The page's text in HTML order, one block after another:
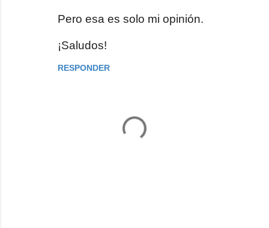
Pero esa es solo mi opinión.
¡Saludos!
RESPONDER